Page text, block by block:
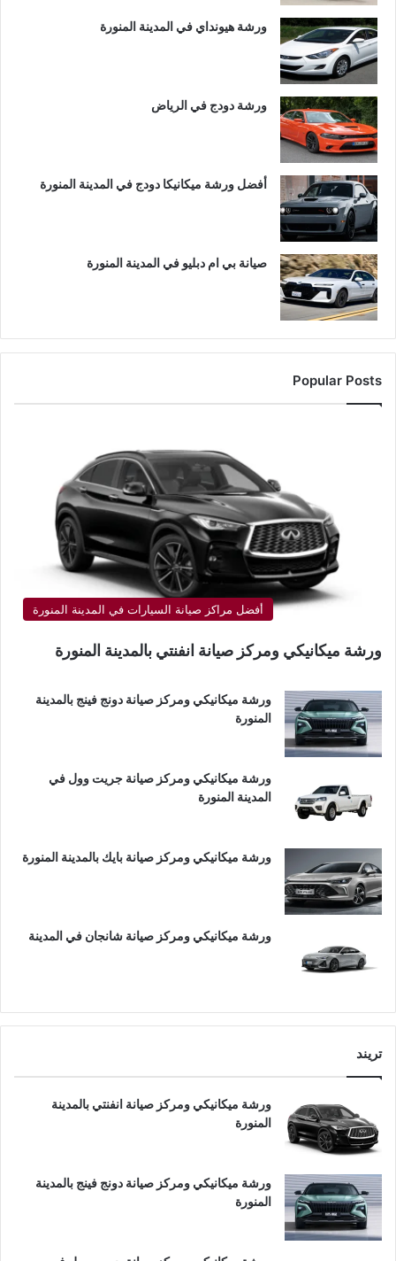
ورشة هيونداي في المدينة المنورة
ورشة دودج في الرياض
أفضل ورشة ميكانيكا دودج في المدينة المنورة
صيانة بي ام دبليو في المدينة المنورة
Popular Posts
أفضل مراكز صيانة السيارات في المدينة المنورة
ورشة ميكانيكي ومركز صيانة انفنتي بالمدينة المنورة
ورشة ميكانيكي ومركز صيانة دونج فينج بالمدينة
المنورة
ورشة ميكانيكي ومركز صيانة جريت وول في
المدينة المنورة
ورشة ميكانيكي ومركز صيانة بايك بالمدينة المنورة
ورشة ميكانيكي ومركز صيانة شانجان في المدينة
تريند
ورشة ميكانيكي ومركز صيانة انفنتي بالمدينة
المنورة
ورشة ميكانيكي ومركز صيانة دونج فينج بالمدينة
المنورة